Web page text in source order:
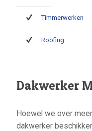
Timmerwerken
Roofing
Dakwerker
Hoewel we over
dakwerker